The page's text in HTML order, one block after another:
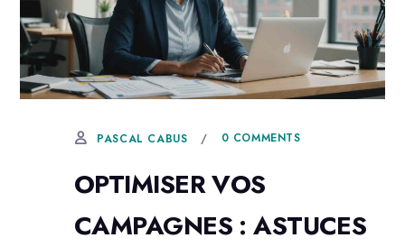
24 DÉCEMBRE, 2025
PASCAL CABUS 0 COMMENTS
OPTIMISER VOS
CAMPAGNES : ASTUCES